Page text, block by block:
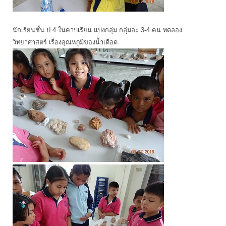
นักเรียนชั้น ป.4 ในคาบเรียน แบ่งกลุ่ม กลุ่มละ 3-4 คน ทดลอง
วิทยาศาสตร์ เรื่องอุณหภูมิของน้ำเดือด